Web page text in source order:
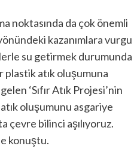
noktasında da çok önemli
kazanımlara vurgu
su getirmek durumunda
atık oluşumuna
‘Sıfır Atık Projesi’nin
oluşumunu asgariye
çevre bilinci aşılıyoruz.
konuştu.